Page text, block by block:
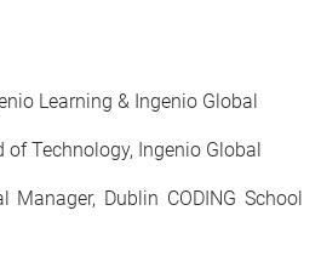
Learning & Ingenio Global
of Technology, Ingenio Global
Manager, Dublin CODING School